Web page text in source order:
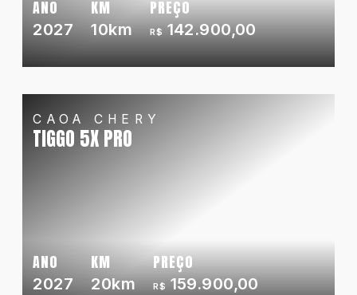
ANO
2027
KM
10km
PREÇO
R$142.900,00
CAOA CHERY
TIGGO 5X PRO
ANO
2027
KM
20km
PREÇO
R$159.900,00